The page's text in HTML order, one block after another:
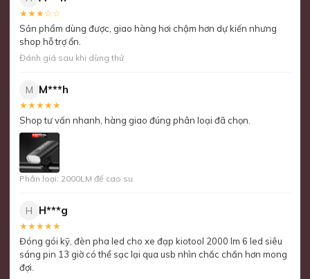
★★★☆☆
Sản phẩm dùng được, giao hàng hơi chậm hơn dự kiến nhưng
shop hỗ trợ ổn.
Đánh giá sau khi dùng thử
M M***h
★★★★★
Shop tư vấn nhanh, hàng giao đúng phân loại đã chọn.
Phân loại: 2000LM đế cao su
H H***g
★★★★★
Đóng gói kỹ, đèn pha led cho xe đạp kiotool 2000 lm 6 led siêu
sáng pin 13 giờ có thể sạc lại qua usb nhìn chắc chắn hơn mong
đợi.